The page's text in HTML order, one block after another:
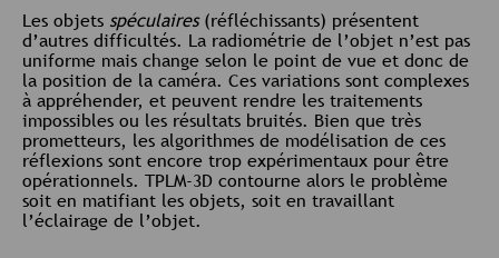
Les objets spéculaires (réfléchissants) présentent
d’autres difficultés. La radiométrie de l’objet n’est pas
uniforme mais change selon le point de vue et donc de
la position de la caméra. Ces variations sont complexes
à appréhender, et peuvent rendre les traitements
impossibles ou les résultats bruités. Bien que très
prometteurs, les algorithmes de modélisation de ces
réflexions sont encore trop expérimentaux pour être
opérationnels. TPLM-3D contourne alors le problème
soit en matifiant les objets, soit en travaillant
l’éclairage de l’objet.